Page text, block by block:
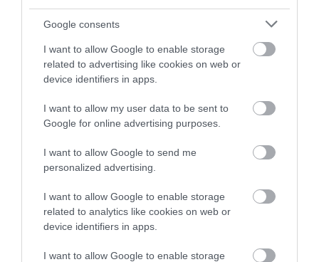
Google consents
I want to allow Google to enable storage
related to advertising like cookies on web or
device identifiers in apps.
I want to allow my user data to be sent to
Google for online advertising purposes.
I want to allow Google to send me
personalized advertising.
I want to allow Google to enable storage
related to analytics like cookies on web or
device identifiers in apps.
I want to allow Google to enable storage